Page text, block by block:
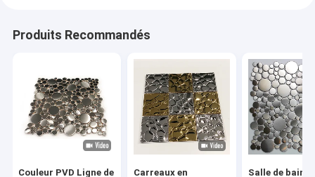
Produits Recommandés
Couleur PVD Ligne de Carreaux en Salle de bains